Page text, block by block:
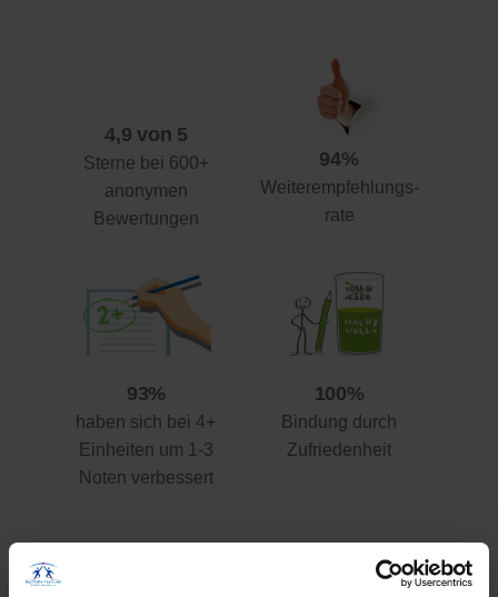
4,9 von 5
Sterne bei 600+
anonymen
Bewertungen
94%
Weiterempfehlungs-
rate
93%
haben sich bei 4+
Einheiten um 1-3
Noten verbessert
100%
Bindung durch
Zufriedenheit
Ihre Vorteile gegenüber anderen